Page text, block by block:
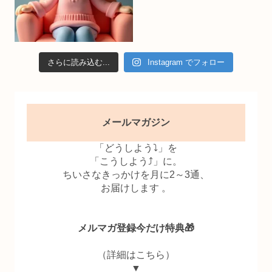
さらに読み込む... Instagram でフォロー
メールマガジン
「どうしよう⤵」を
「こうしよう⤴」に。
ちいさなきっかけを月に2～3通、
お届けします 。
メルマガ登録今だけ特典🎁
（詳細はこちら）
▼